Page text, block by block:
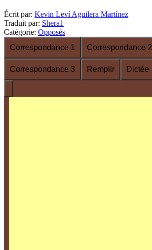
Écrit par: Kevin Leví Aguilera Martínez
Traduit par: Shera1
Catégorie: Opposés
Correspondance 1
Correspondance 2
Correspondance 3 Remplir Dictée